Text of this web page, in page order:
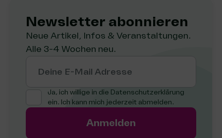
Newsletter abon­nie­ren
Neue Artikel, Infos & Veranstaltungen.
Alle 3-4 Wochen neu.
Deine E-Mail Adresse
Ja, ich willige in die Datenschutzerklärung
ein. Ich kann mich jederzeit abmelden.
Anmelden